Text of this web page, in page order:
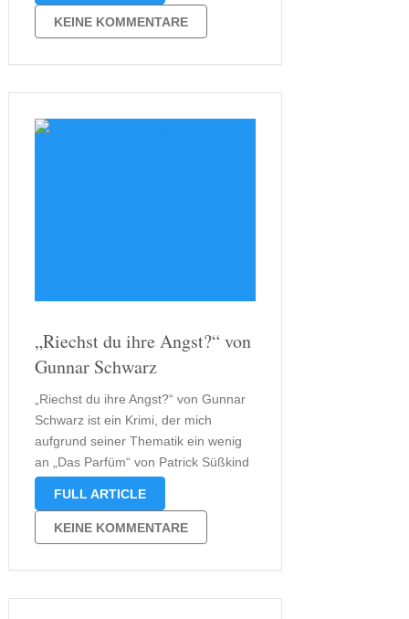
Auge behalten werde. Von Hanna
Holmgren erwarte ich noch einige
gute Geschichten, wenn es um …
KEINE KOMMENTARE
„Riechst du ihre Angst?“ von
Gunnar Schwarz
„Riechst du ihre Angst?“ von Gunnar
Schwarz ist ein Krimi, der mich
aufgrund seiner Thematik ein wenig
an „Das Parfüm“ von Patrick Süßkind
erinnert. Auch hier geht es nämlich
Passion für Gerüche hat. Genau dies
weckt auch meine Neugier, sodass …
FULL ARTICLE
KEINE KOMMENTARE